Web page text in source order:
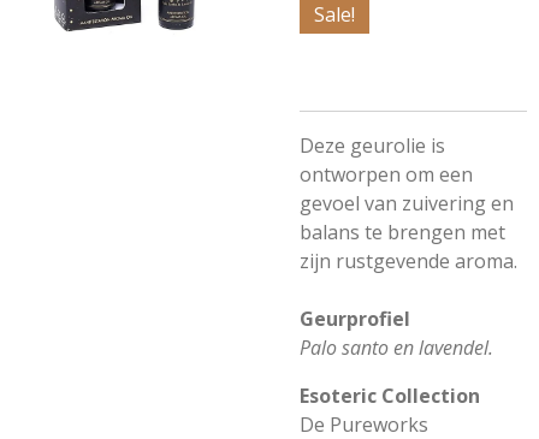
Sale!
Deze geurolie is
ontworpen om een
gevoel van zuivering en
balans te brengen met
zijn rustgevende aroma.
Geurprofiel
Palo santo en lavendel.
Esoteric Collection
De Pureworks